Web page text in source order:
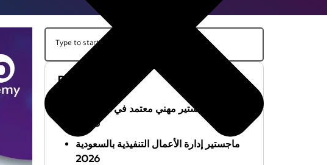
Recent Posts
أفضل ماجستير مهني معتمد في السعودية
2026
ماجستير إدارة الأعمال التنفيذية بالسعودية
2026